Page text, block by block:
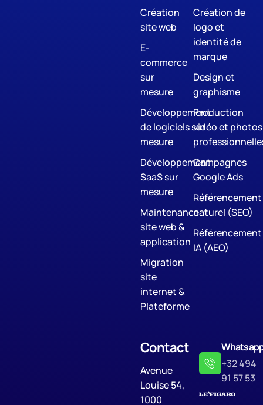
Création
site web
E-
commerce
sur
mesure
Développement
de logiciels sur
mesure
Développement
SaaS sur
mesure
Maintenance
site web &
application
Migration
site
internet &
Plateforme
Création de
logo et
identité de
marque
Design et
graphisme
Production
vidéo et photos
Campagnes
Google Ads
Référencement
naturel (SEO)
Référencement
IA (AEO)
Contact
Avenue
Louise 54,
1000
+32 494
91 57 53